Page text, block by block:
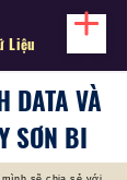
Liệu
DATA VÀ
SƠN BI